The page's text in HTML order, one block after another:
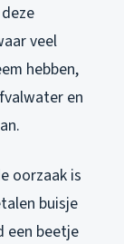
veel
hebben,
en
oorzaak is
buisje
een beetje